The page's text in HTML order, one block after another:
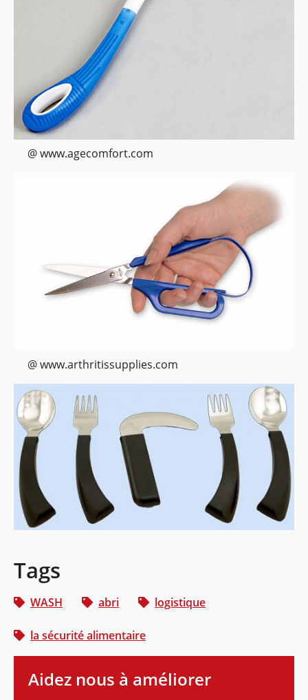
@ www.agecomfort.com
@ www.arthritissupplies.com
Tags
WASH abri logistique
la sécurité alimentaire
Aidez nous à améliorer